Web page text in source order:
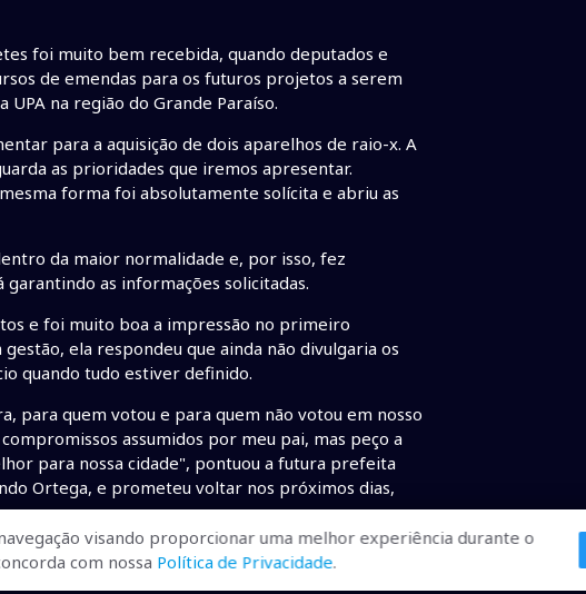
foi muito bem recebida, quando deputados e
de emendas para os futuros projetos a serem
na região do Grande Paraíso.
para a aquisição de dois aparelhos de raio-x. A
as prioridades que iremos apresentar.
forma foi absolutamente solícita e abriu as
da maior normalidade e, por isso, fez
as informações solicitadas.
e foi muito boa a impressão no primeiro
ela respondeu que ainda não divulgaria os
quando tudo estiver definido.
para quem votou e para quem não votou em nosso
assumidos por meu pai, mas peço a
para nossa cidade", pontuou a futura prefeita
Ortega, e prometeu voltar nos próximos dias,
visando proporcionar uma melhor experiência durante o
com nossa Política de Privacidade.